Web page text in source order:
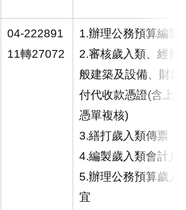
04-222891
11轉27072
1.辦理公務預算編製
2.審核歲入類、經費
般建築及設備、財政
付代收款憑證(含上
憑單複核)
3.繕打歲入類傳票
4.編製歲入類會計月
5.辦理公務預算歲入
宜